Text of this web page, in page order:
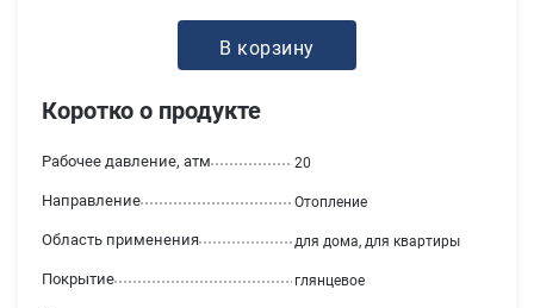
Коротко о продукте
Рабочее давление, атм 20
Направление Отопление
Область применения для дома, для квартиры
Покрытие глянцевое
В корзину